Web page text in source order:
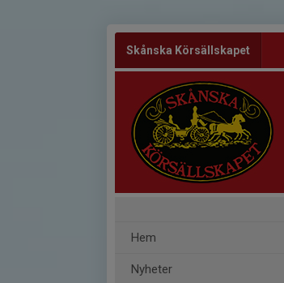
Skånska Körsällskapet
Hem
Nyheter